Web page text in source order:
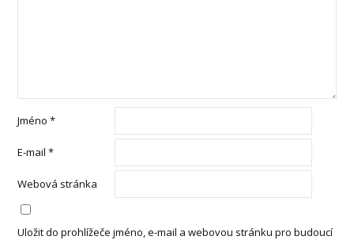
Jméno*
E-mail*
Webová stránka
Uložit do prohlížeče jméno, e-mail a webovou stránku pro budoucí